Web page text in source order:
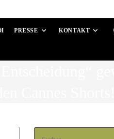
PRESSE KONTAKT